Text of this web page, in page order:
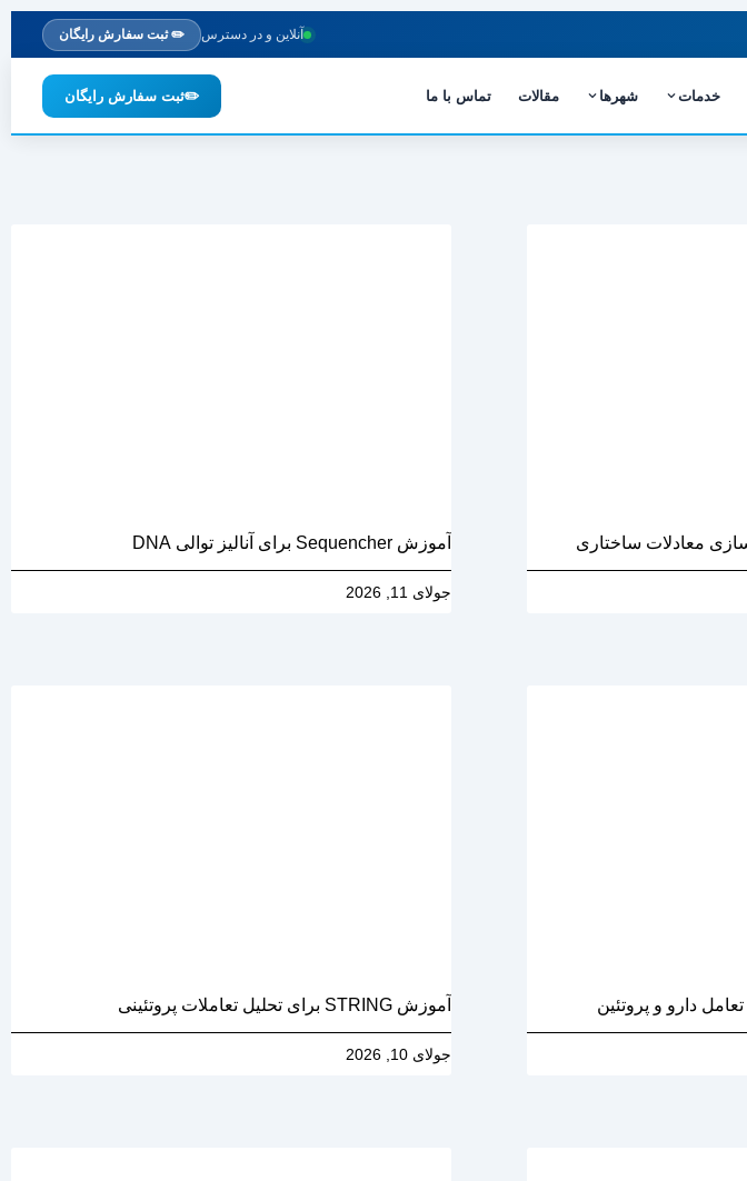
آنلاین و در دسترس ✏️ ثبت سفارش رایگان
خدمات شهرها مقالات تماس با ما ✏️ثبت سفارش رایگان
آموزش Sequencher برای آنالیز توالی DNA
جولای 11, 2026
آموزش STRING برای تحلیل تعاملات پروتئینی
جولای 10, 2026